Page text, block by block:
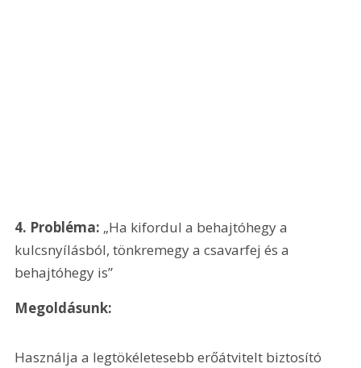
4. Probléma: „Ha kifordul a behajtóhegy a
kulcsnyílásból, tönkremegy a csavarfej és a
behajtóhegy is”
Megoldásunk:
Használja a legtökéletesebb erőátvitelt biztosító